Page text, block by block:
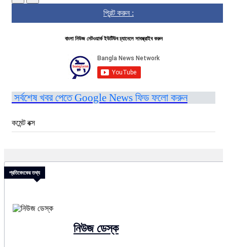
প্রিন্ট করুন :
বাংলা নিউজ নেটওয়ার্ক ইউটিউব চ্যানেলে সাবস্ক্রাইব করুন
সর্বশেষ খবর পেতে Google News ফিড ফলো করুন
কমেন্ট বক্স
প্রতিবেদকের তথ্য
নিউজ ডেস্ক